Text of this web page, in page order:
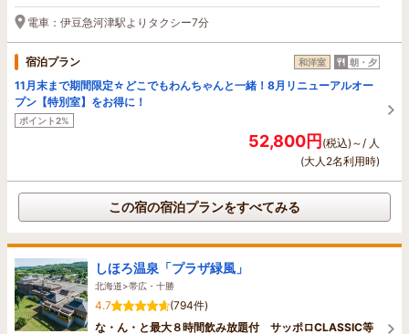
電車：伊豆急河津駅よりタクシー7分
宿泊プラン 和洋室 朝・夕
11月末まで期間限定☆どこでもわんちゃんと一緒！8月リニューアルオー
プン【特別室】をお得に！
ポイント2%
52,800円(税込)～/ 人
(大人2名利用時)
この宿の宿泊プランをすべてみる
しほろ温泉「プラザ緑風」
北海道>帯広・十勝
4.7
(794件)
な・ん・と最大８時間飲み放題付 サッポロCLASSIC等